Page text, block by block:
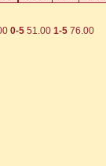
0-5 51.00 1-5 76.00